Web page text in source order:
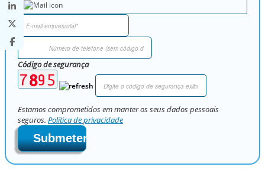
Código de segurança
Estamos comprometidos em manter os seus dados pessoais
seguros. Política de privacidade
Submeter